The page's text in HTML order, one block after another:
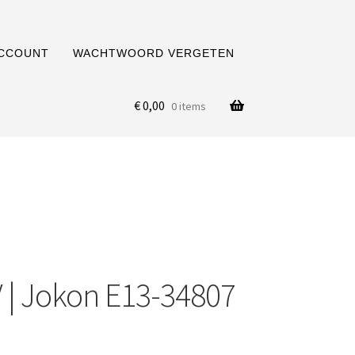
WACHTWOORD VERGETEN
€0,00 0 items
Jokon E13-34807